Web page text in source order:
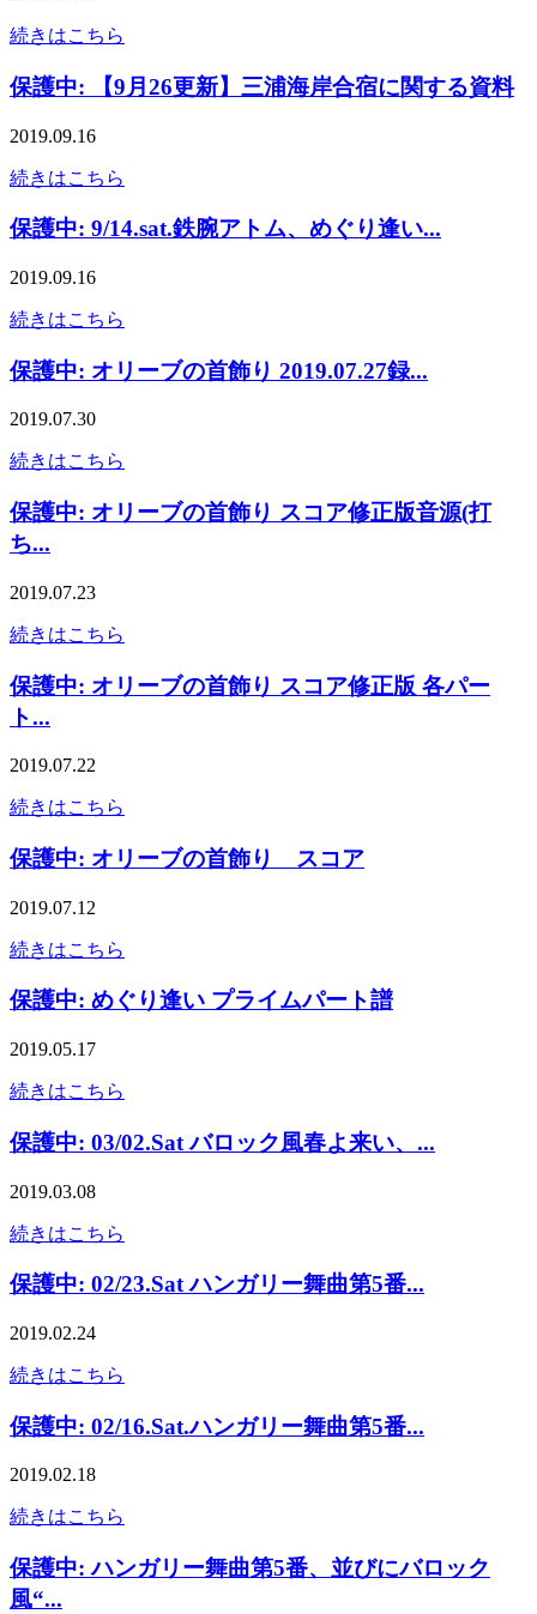
続きはこちら
保護中: 【9月26更新】三浦海岸合宿に関する資料
2019.09.16
続きはこちら
保護中: 9/14.sat.鉄腕アトム、めぐり逢い...
2019.09.16
続きはこちら
保護中: オリーブの首飾り 2019.07.27録...
2019.07.30
続きはこちら
保護中: オリーブの首飾り スコア修正版音源(打
ち...
2019.07.23
続きはこちら
保護中: オリーブの首飾り スコア修正版 各パー
ト...
2019.07.22
続きはこちら
保護中: オリーブの首飾り スコア
2019.07.12
続きはこちら
保護中: めぐり逢い プライムパート譜
2019.05.17
続きはこちら
保護中: 03/02.Sat バロック風春よ来い、...
2019.03.08
続きはこちら
保護中: 02/23.Sat ハンガリー舞曲第5番...
2019.02.24
続きはこちら
保護中: 02/16.Sat.ハンガリー舞曲第5番...
2019.02.18
続きはこちら
保護中: ハンガリー舞曲第5番、並びにバロック
風“...